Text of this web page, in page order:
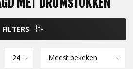
MET DRUMSTOKKEN
FILTERS